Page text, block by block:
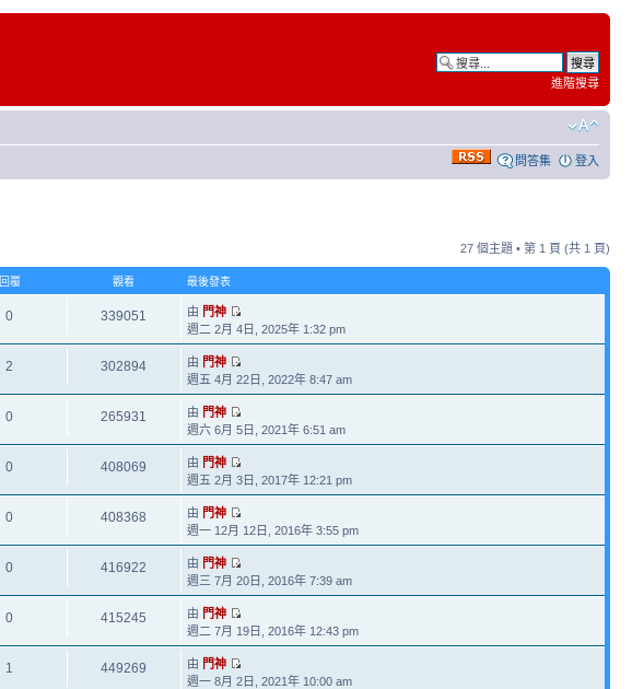
進階搜尋
問答集 登入
27 個主題 • 第 1 頁 (共 1 頁)
回覆 觀看 最後發表
0 339051 由 門神
週二 2月 4日, 2025年 1:32 pm
2 302894 由 門神
週五 4月 22日, 2022年 8:47 am
0 265931 由 門神
週六 6月 5日, 2021年 6:51 am
0 408069 由 門神
週五 2月 3日, 2017年 12:21 pm
0 408368 由 門神
週一 12月 12日, 2016年 3:55 pm
0 416922 由 門神
週三 7月 20日, 2016年 7:39 am
0 415245 由 門神
週二 7月 19日, 2016年 12:43 pm
1 449269 由 門神
週一 8月 2日, 2021年 10:00 am